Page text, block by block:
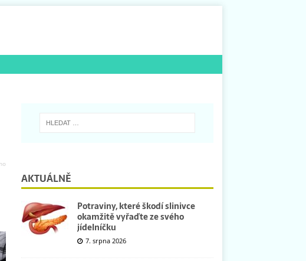
AKTUÁLNĚ
Potraviny, které škodí slinivce
okamžitě vyřaďte ze svého
jídelníčku
7. srpna 2026